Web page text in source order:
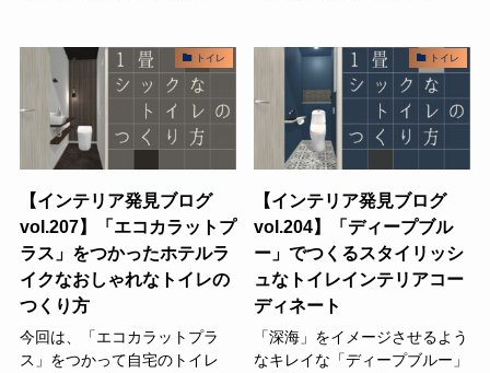
トイレ
【インテリア発見ブログ
vol.207】「エコカラットプ
ラス」をつかったホテルラ
イクなおしゃれなトイレの
つくり方
今回は、「エコカラットプラ
ス」をつかって自宅のトイレ
トイレ
【インテリア発見ブログ
vol.204】「ディープブル
ー」でつくるスタイリッシ
ュなトイレインテリアコー
ディネート
「深海」をイメージさせるよう
なキレイな「ディープブルー」